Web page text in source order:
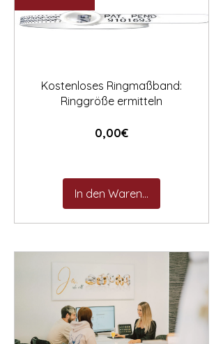
Kostenloses Ringmaßband:
Ringgröße ermitteln
0,00€Preis
In den Warenkorb